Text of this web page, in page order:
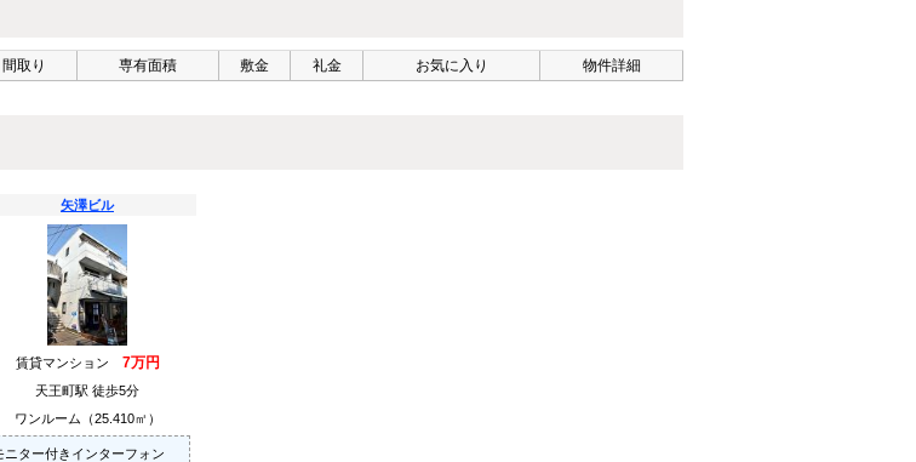
間取り 専有面積 敷金 礼金 お気に入り 物件詳細
矢澤ビル
賃貸マンション 7万円
天王町駅 徒歩5分
ワンルーム（25.410㎡）
ニター付きインターフォン